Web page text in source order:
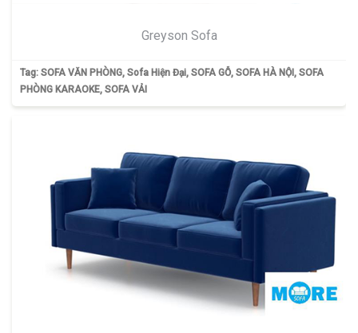
Greyson Sofa
Tag: SOFA VĂN PHÒNG, Sofa Hiện Đại, SOFA GỖ, SOFA HÀ NỘI, SOFA
PHÒNG KARAOKE, SOFA VẢI